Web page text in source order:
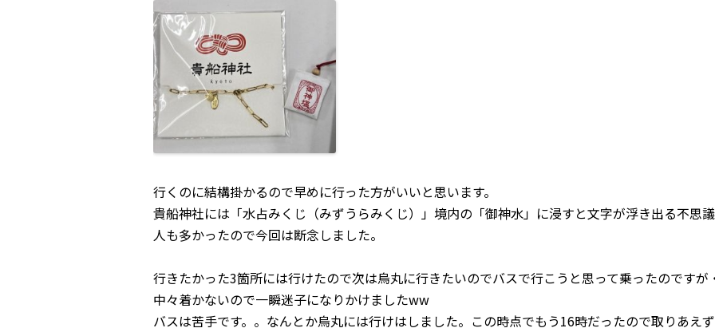
行くのに結構掛かるので早めに行った方がいいと思います。
貴船神社には「水占みくじ（みずうらみくじ）」境内の「御神水」に浸すと文字が浮き出る不思
人も多かったので今回は断念しました。
行きたかった3箇所には行けたので次は烏丸に行きたいのでバスで行こうと思って乗ったのです
中々着かないので一瞬迷子になりかけましたww
バスは苦手です。。なんとか烏丸には行けはしました。この時点でもう16時だったので取りあえず